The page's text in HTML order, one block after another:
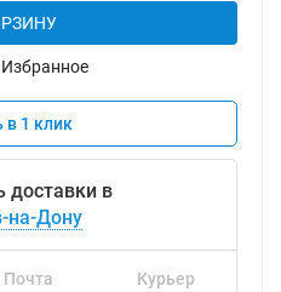
Избранное
в 1 клик
доставки в
на-Дону
Почта Курьер